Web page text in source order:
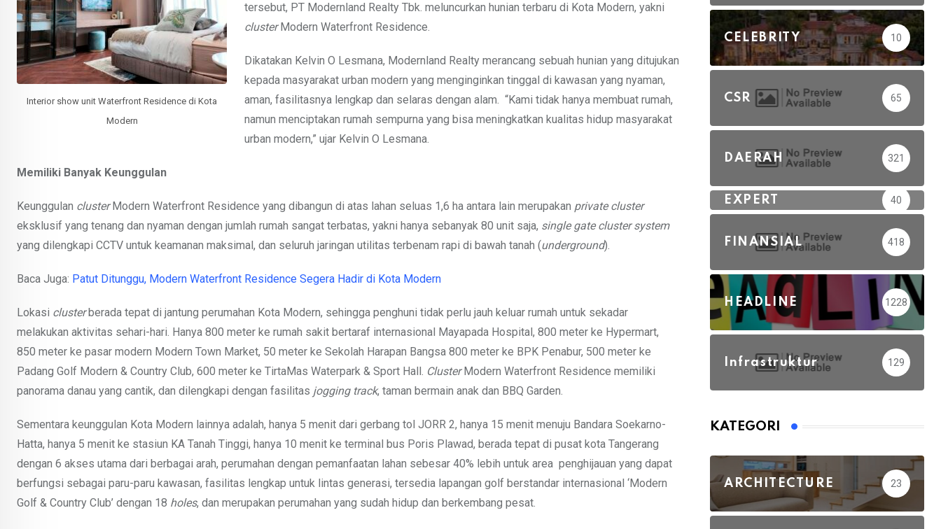
Interior show unit Waterfront Residence di Kota
Modern
tersebut, PT Modernland Realty Tbk. meluncurkan hunian terbaru di Kota Modern, yakni
clusterModern Waterfront Residence.
Dikatakan Kelvin O Lesmana, Modernland Realty merancang sebuah hunian yang ditujukan
kepada masyarakat urban modern yang menginginkan tinggal di kawasan yang nyaman,
aman, fasilitasnya lengkap dan selaras dengan alam. “Kami tidak hanya membuat rumah,
namun menciptakan rumah sempurna yang bisa meningkatkan kualitas hidup masyarakat
urban modern,” ujar Kelvin O Lesmana.
Memiliki Banyak Keunggulan
Keunggulan clusterModern Waterfront Residence yang dibangun di atas lahan seluas 1,6 ha antara lain merupakan private cluster
eksklusif yang tenang dan nyaman dengan jumlah rumah sangat terbatas, yakni hanya sebanyak 80 unit saja, single gate cluster system
yang dilengkapi CCTV untuk keamanan maksimal, dan seluruh jaringan utilitas terbenam rapi di bawah tanah (underground).
Baca Juga: Patut Ditunggu, Modern Waterfront Residence Segera Hadir di Kota Modern
Lokasi cluster berada tepat di jantung perumahan Kota Modern, sehingga penghuni tidak perlu jauh keluar rumah untuk sekadar
melakukan aktivitas sehari-hari. Hanya 800 meter ke rumah sakit bertaraf internasional Mayapada Hospital, 800 meter ke Hypermart,
850 meter ke pasar modern Modern Town Market, 50 meter ke Sekolah Harapan Bangsa 800 meter ke BPK Penabur, 500 meter ke
Padang Golf Modern & Country Club, 600 meter ke TirtaMas Waterpark & Sport Hall. Cluster Modern Waterfront Residence memiliki
panorama danau yang cantik, dan dilengkapi dengan fasilitas jogging track, taman bermain anak dan BBQ Garden.
Sementara keunggulan Kota Modern lainnya adalah, hanya 5 menit dari gerbang tol JORR 2, hanya 15 menit menuju Bandara Soekarno-
Hatta, hanya 5 menit ke stasiun KA Tanah Tinggi, hanya 10 menit ke terminal bus Poris Plawad, berada tepat di pusat kota Tangerang
dengan 6 akses utama dari berbagai arah, perumahan dengan pemanfaatan lahan sebesar 40% lebih untuk area penghijauan yang dapat
berfungsi sebagai paru-paru kawasan, fasilitas lengkap untuk lintas generasi, tersedia lapangan golf berstandar internasional ‘Modern
Golf & Country Club’ dengan 18 holes, dan merupakan perumahan yang sudah hidup dan berkembang pesat.
CELEBRITY 10
CSR 65
DAERAH 321
EXPERT 40
FINANSIAL 418
HEADLINE 1228
Infrastruktur 129
KATEGORI
ARCHITECTURE 23